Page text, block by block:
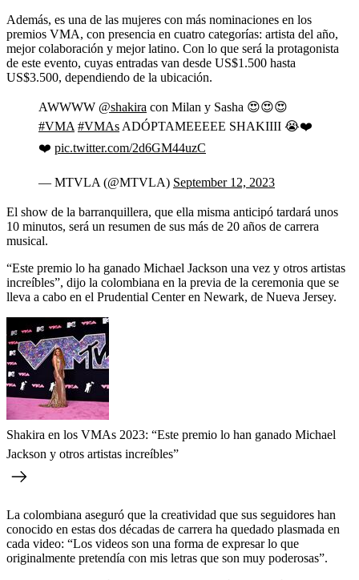
Además, es una de las mujeres con más nominaciones en los
premios VMA, con presencia en cuatro categorías: artista del año,
mejor colaboración y mejor latino. Con lo que será la protagonista
de este evento, cuyas entradas van desde US$1.500 hasta
US$3.500, dependiendo de la ubicación.
AWWWW @shakira con Milan y Sasha 😍😍😍
#VMA #VMAs ADÓPTAMEEEEE SHAKIIII 😭❤️
❤️ pic.twitter.com/2d6GM44uzC
— MTVLA (@MTVLA) September 12, 2023
El show de la barranquillera, que ella misma anticipó tardará unos
10 minutos, será un resumen de sus más de 20 años de carrera
musical.
“Este premio lo ha ganado Michael Jackson una vez y otros artistas
increíbles”, dijo la colombiana en la previa de la ceremonia que se
lleva a cabo en el Prudential Center en Newark, de Nueva Jersey.
Shakira en los VMAs 2023: “Este premio lo han ganado Michael
Jackson y otros artistas increíbles”
La colombiana aseguró que la creatividad que sus seguidores han
conocido en estas dos décadas de carrera ha quedado plasmada en
cada video: “Los videos son una forma de expresar lo que
originalmente pretendía con mis letras que son muy poderosas”.